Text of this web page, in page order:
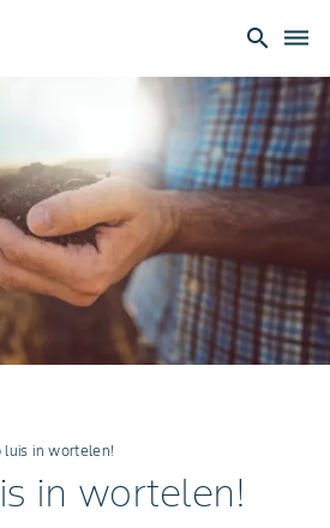
search dehaze
luis in wortelen!
in wortelen!